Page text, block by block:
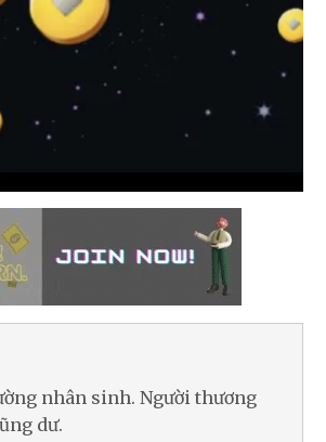
nhân sinh. Người thương
dư.